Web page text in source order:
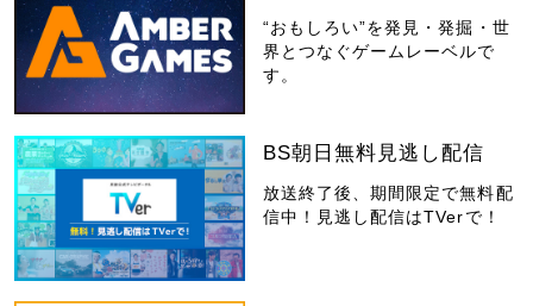
“おもしろい”を発見・発掘・世
界とつなぐゲームレーベルで
す。
BS朝日無料見逃し配信
放送終了後、期間限定で無料配
信中！見逃し配信はTVerで！